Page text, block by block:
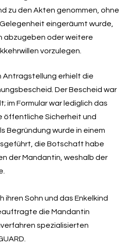
zu den Akten genommen, ohne
eingeräumt wurde,
abzugeben oder weitere
vorzulegen.
Antragstellung erhielt die
Der Bescheid war
im Formular war lediglich das
öffentliche Sicherheit und
Begründung wurde in einem
die Botschaft habe
der Mandantin, weshalb der
ihren Sohn und das Enkelkind
die Mandantin
spezialisierten